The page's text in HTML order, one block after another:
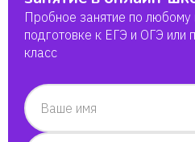
Пробное занятие по
подготовке к ЕГЭ и ОГЭ или
класс
Ваше имя